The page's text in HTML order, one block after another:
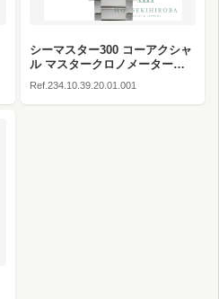
シーマスター300 コーアクシャ
ル マスタークロノメーター
1957 トリロジー 60周年記念 世
界限定3557本
Ref.234.10.39.20.01.001